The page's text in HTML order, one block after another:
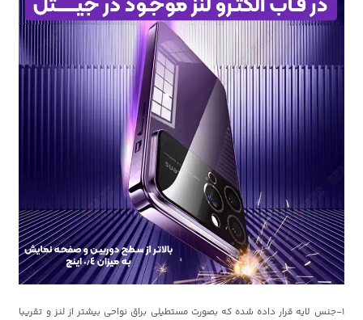
1-جنس لایه قرار داده شده که بصورت مستطیلی براق نواحی بیشتر از لنز و تقریبا